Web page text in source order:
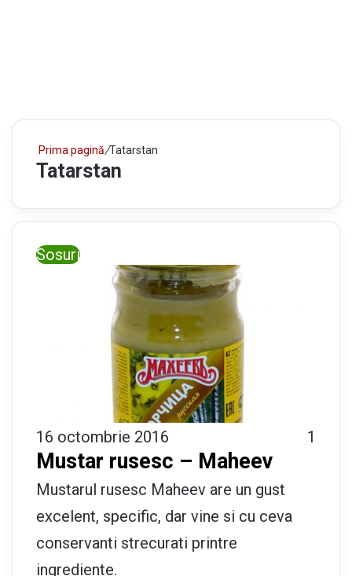
Prima pagină/Tatarstan
Tatarstan
Sosuri
16 octombrie 2016 1
Mustar rusesc – Maheev
Mustarul rusesc Maheev are un gust
excelent, specific, dar vine si cu ceva
conservanti strecurati printre
ingrediente.